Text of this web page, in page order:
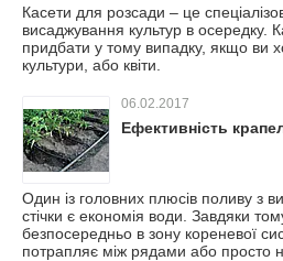
Касети для розсади – це
висаджування культур в осередку.
придбати у тому випадку, якщо ви
культури, або квіти.
06.02.2017
Ефективність
Один із головних плюсів поливу з
стічки є економія води. Завдяки
безпосередньо в зону кореневої
потрапляє між рядами або просто